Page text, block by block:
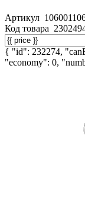
Артикул
Код товара
{ "id": 232274,
"economy": 0,